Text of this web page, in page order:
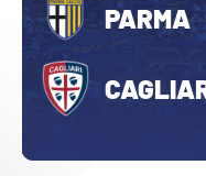
PARMA